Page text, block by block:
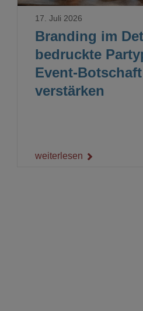
Branding im
bedruckte
Event-Botschaft
verstärken
17. Juli 2026
weiterlesen